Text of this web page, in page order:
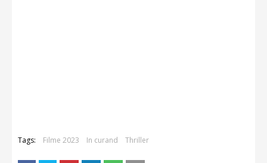
Tags: Filme 2023 In curand Thriller